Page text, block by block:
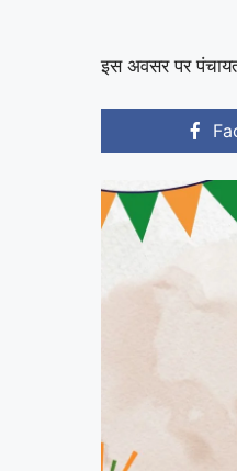
इस अवसर पर